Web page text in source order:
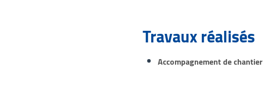
Travaux réalisés
Accompagnement de chantier